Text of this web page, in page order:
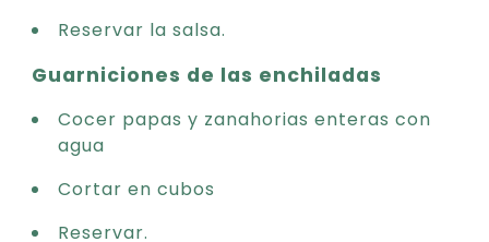
Reservar la salsa.
Guarniciones de las enchiladas
Cocer papas y zanahorias enteras con
agua
Cortar en cubos
Reservar.